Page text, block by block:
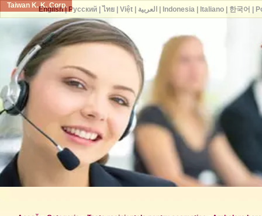
Taiwan K. K. Corp.
English| Русский| ไทย| Việt| العربية Indonesia| Italiano| 한국어